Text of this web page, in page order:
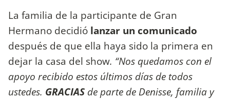
La familia de la participante de Gran
Hermano decidió lanzar un comunicado
después de que ella haya sido la primera en
dejar la casa del show. “Nos quedamos con el
apoyo recibido estos últimos días de todos
ustedes. GRACIAS de parte de Denisse, familia y